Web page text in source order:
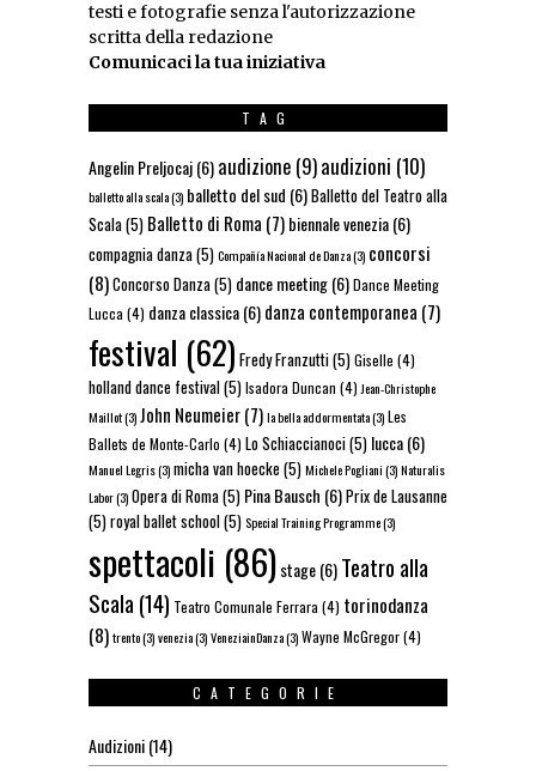
testi e fotografie senza l'autorizzazione
scritta della redazione
Comunicaci la tua iniziativa
TAG
Angelin Preljocaj(6)audizione (9)audizioni (10)
balletto alla scala(3) balletto del sud (6)Balletto del Teatro alla
Scala(5) Balletto di Roma (7)biennale venezia(6)
compagnia danza(5)Compañía Nacional de Danza(3) concorsi
(8)Concorso Danza(5) dance meeting(6)Dance Meeting
Lucca(4) danza classica(6)danza contemporanea (7)
festival (62) Fredy Franzutti(5)Giselle (4)
holland dance festival(5)Isadora Duncan (4) Jean-Christophe
Maillot(3)John Neumeier(7)la bella addormentata(3)Les
Ballets de Monte-Carlo (4) Lo Schiaccianoci(5) lucca(6)
Manuel Legris(3)micha van hoecke(5)Michele Pogliani(3)Naturalis
Labor(3)Opera di Roma(5) Pina Bausch (6)Prix de Lausanne
(5)royal ballet school(5)Special Training Programme(3)
spettacoli (86)stage(6)Teatro alla
Scala (14) Teatro Comunale Ferrara(4) torinodanza
(8)trento(3)venezia(3)VeneziainDanza(3)Wayne McGregor(4)
CATEGORIE
Audizioni(14)